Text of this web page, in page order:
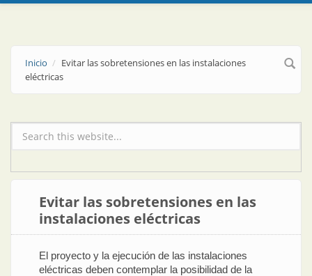
Inicio
Evitar las sobretensiones en las instalaciones
eléctricas
Formulario de búsqueda
Evitar las sobretensiones en las
instalaciones eléctricas
El proyecto y la ejecución de las instalaciones
eléctricas deben contemplar la posibilidad de la